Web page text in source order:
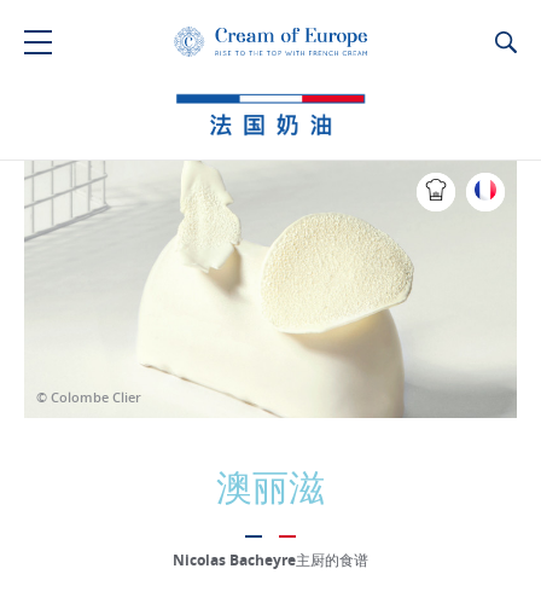
© Colombe Clier
澳丽滋
Nicolas Bacheyre主厨的食谱